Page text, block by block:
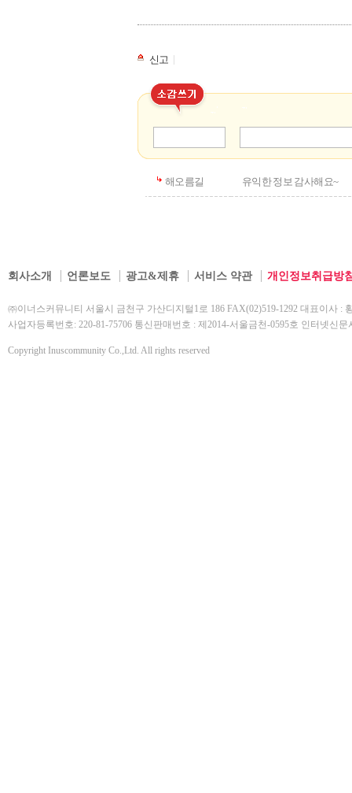
신고 |
해오름길 유익한 정보 감사해요~